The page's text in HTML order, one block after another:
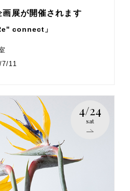
展が開催されます
connect」
7/11
4/24
sat